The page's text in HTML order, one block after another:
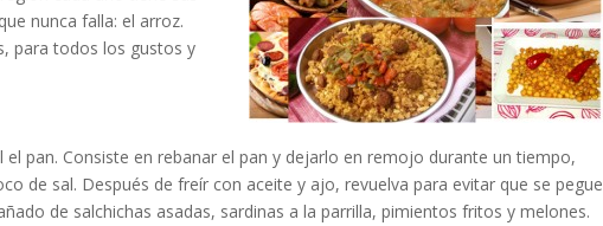
nunca falla: el arroz.
para todos los gustos y
pan. Consiste en rebanar el pan y dejarlo en remojo durante un tiempo,
de sal. Después de freír con aceite y ajo, revuelva para evitar que se pegue
de salchichas asadas, sardinas a la parrilla, pimientos fritos y melones.